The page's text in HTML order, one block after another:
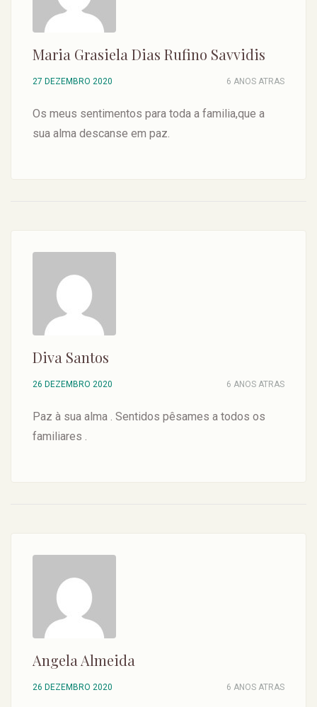
Maria Grasiela Dias Rufino Savvidis
27 DEZEMBRO 2020 6 ANOS ATRAS
Os meus sentimentos para toda a familia,que a
sua alma descanse em paz.
Diva Santos
26 DEZEMBRO 2020 6 ANOS ATRAS
Paz à sua alma . Sentidos pêsames a todos os
familiares .
Angela Almeida
26 DEZEMBRO 2020 6 ANOS ATRAS